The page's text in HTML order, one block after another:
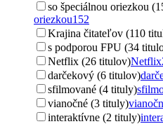
so špeciálnou oriezkou
oriezkou152
Krajina čitateľov (110
s podporou FPU (34
Netflix (26 titulov)Netflix
darčekový (6 titulov)
sfilmované (4 tituly)
vianočné (3 tituly)
interaktívne (2 tituly)